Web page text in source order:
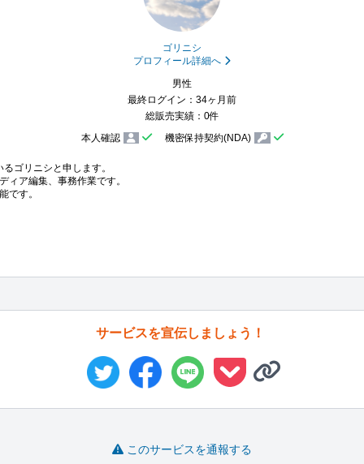
ゴリニシ
プロフィール詳細へ
男性
最終ログイン：34ヶ月前
総販売実績：0件
本人確認
機密保持契約(NDA)
ゴリニシと申します。
ィア編集、事務作業です。
です。
サービスを宣伝しましょう！
このサービスを通報する